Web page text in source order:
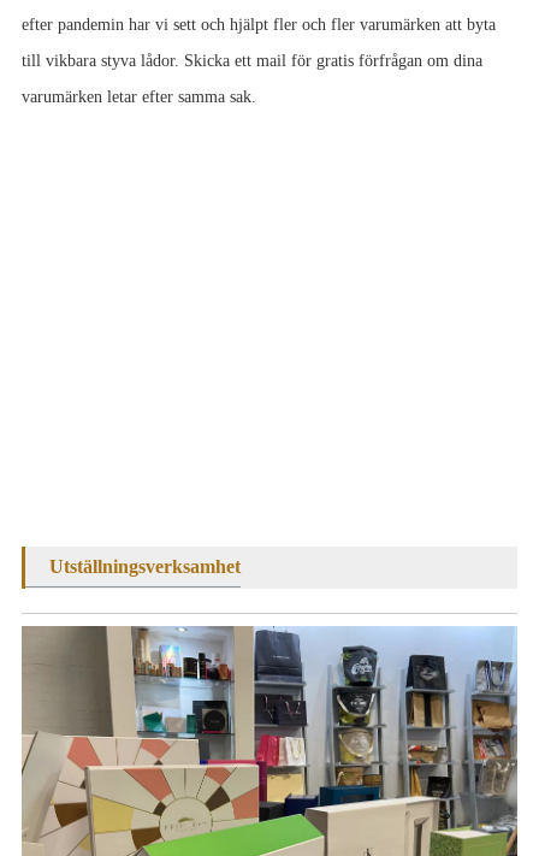
efter pandemin har vi sett och hjälpt fler och fler varumärken att byta
till vikbara styva lådor. Skicka ett mail för gratis förfrågan om dina
varumärken letar efter samma sak.
Utställningsverksamhet